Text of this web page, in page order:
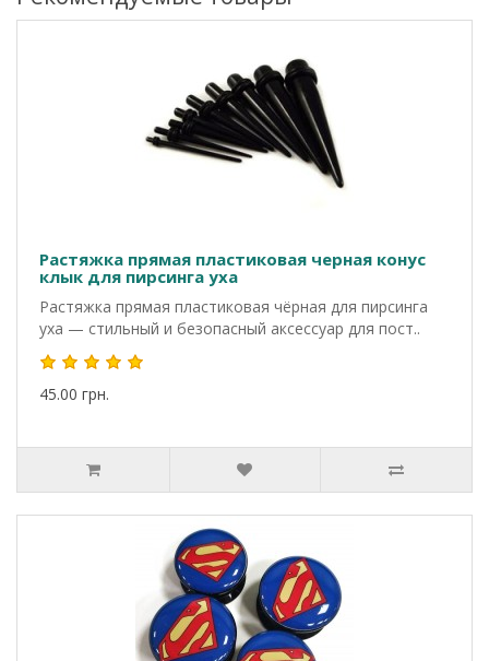
Растяжка прямая пластиковая черная конус
клык для пирсинга уха
Растяжка прямая пластиковая чёрная для пирсинга
уха — стильный и безопасный аксессуар для пост..
45.00 грн.